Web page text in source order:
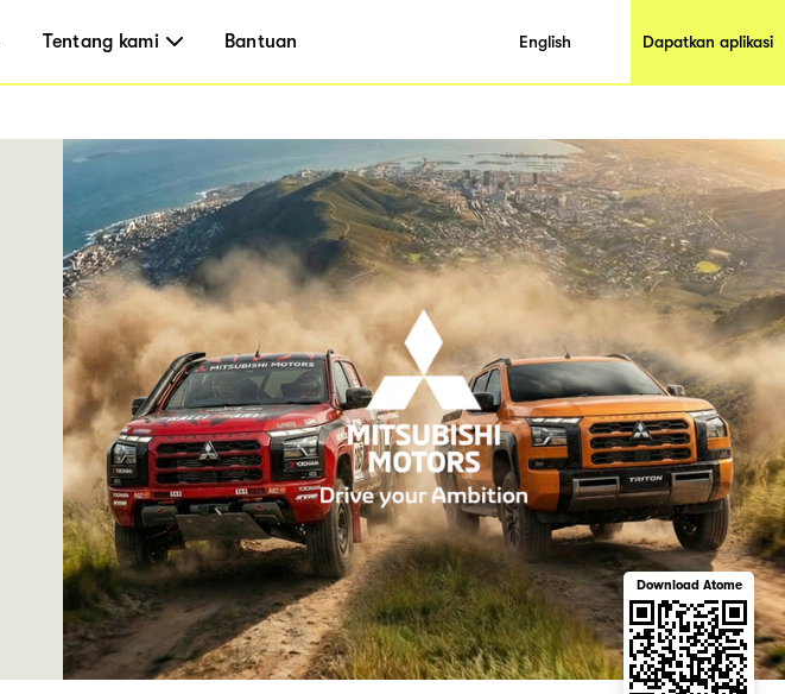
Tentang kami Bantuan English Dapatkan aplikasi
Download Atome